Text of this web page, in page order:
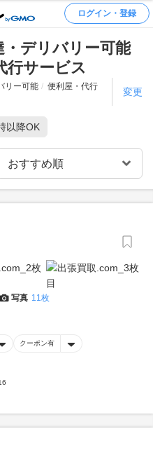
ログイン・登録
・デリバリー可能
行サービス
リー可能
便利屋・代行
変更
以降OK
写真 11枚
クーポン有